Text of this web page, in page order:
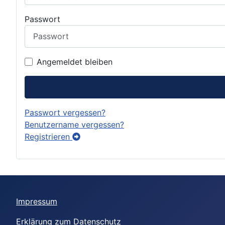
Passwort
Angemeldet bleiben
Passwort vergessen?
Benutzername vergessen?
Registrieren
Impressum
Erklärung zum Datenschutz